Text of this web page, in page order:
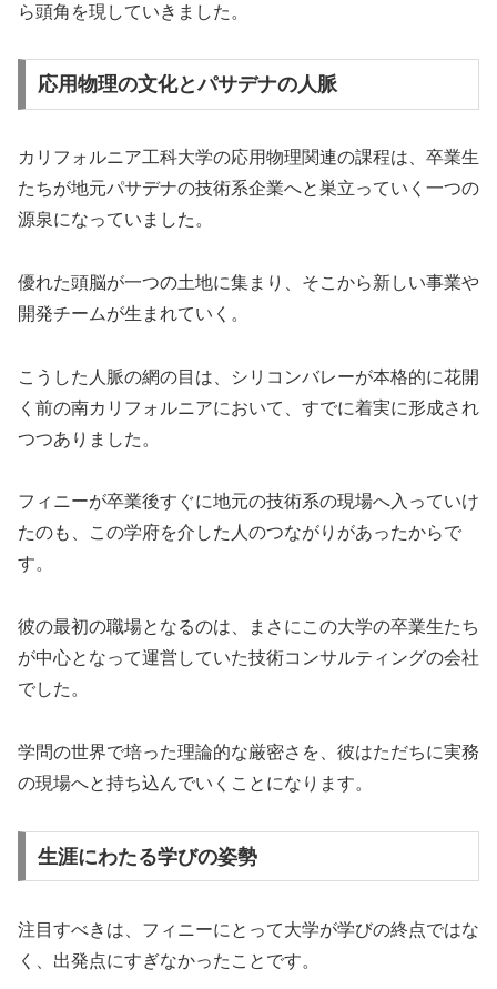
ら頭角を現していきました。
応用物理の文化とパサデナの人脈
カリフォルニア工科大学の応用物理関連の課程は、卒業生
たちが地元パサデナの技術系企業へと巣立っていく一つの
源泉になっていました。
優れた頭脳が一つの土地に集まり、そこから新しい事業や
開発チームが生まれていく。
こうした人脈の網の目は、シリコンバレーが本格的に花開
く前の南カリフォルニアにおいて、すでに着実に形成され
つつありました。
フィニーが卒業後すぐに地元の技術系の現場へ入っていけ
たのも、この学府を介した人のつながりがあったからで
す。
彼の最初の職場となるのは、まさにこの大学の卒業生たち
が中心となって運営していた技術コンサルティングの会社
でした。
学問の世界で培った理論的な厳密さを、彼はただちに実務
の現場へと持ち込んでいくことになります。
生涯にわたる学びの姿勢
注目すべきは、フィニーにとって大学が学びの終点ではな
く、出発点にすぎなかったことです。